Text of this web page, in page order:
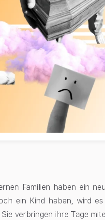
Familien haben ein
ein Kind haben, wird
verbringen ihre Tage